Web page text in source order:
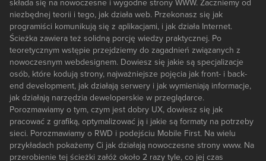
składa się na nowoczesne i wygodne strony WWW. Zaczniemy od
niezbędnej teorii i tego, jak działa web. Przekonasz się jak
programiści komunikują się z aplikacjami, i jak działa Internet.
Ścieżka zawiera też solidną porcję wiedzy praktycznej. Po
teoretycznym wstępie przejdziemy do zagadnień związanych z
nowoczesnym webdesignem. Dowiesz się jakie są specjalizacje
osób, które kodują strony, najważniejsze pojęcia jak front- i back-
end development, jak działają serwery i jak wymieniają informacje,
jak działają narzędzia deweloperskie w przeglądarce.
Porozmawiamy o tym, czym jest dobry UX, dowiesz się jak
pracować z grafiką, optymalizować ją i jakie są formaty na potrzeby
sieci. Porozmawiamy o RWD i podejściu Mobile First. Na wielu
przykładach pokażemy Ci jak działają nowoczesne strony www. Na
przerobienie tej ścieżki załóż około 2 razy tyle, co jej czas